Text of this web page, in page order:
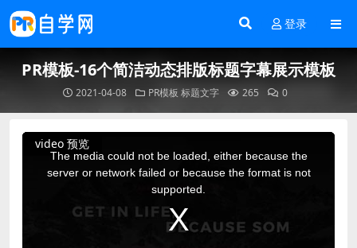
登录
PR模板-16个简洁动态排版标题字幕展示模板
2021-04-08 PR模板 标题文字 265 0
video 预览
This
The media could not be loaded, either because the
server or network failed or because the format is not
supported.